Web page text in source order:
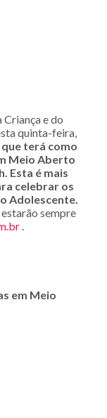
e do
quinta-feira,
terá como
Meio Aberto
Esta é mais
celebrar os
Adolescente.
sempre
.
em Meio